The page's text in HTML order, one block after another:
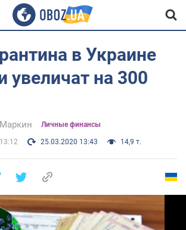
в Украине
увеличат на 300
Личные финансы
25.03.2020 13:43 14,9 т.